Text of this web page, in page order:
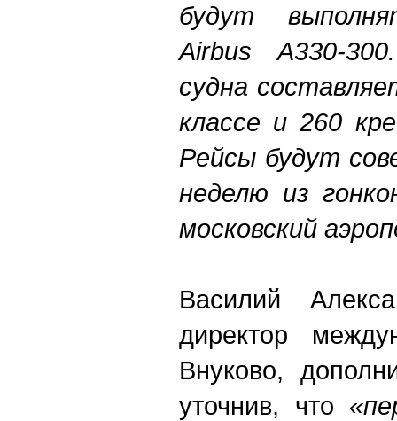
будут
Airbus A330-
судна
классе и 260
Рейсы будут
неделю из
московский
Василий
директор
Внуково,
уточнив, что